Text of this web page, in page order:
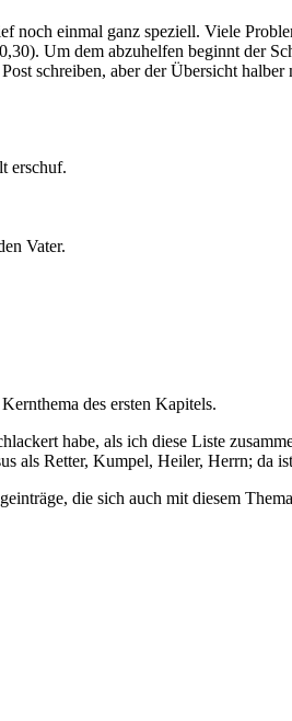
noch einmal ganz speziell. Viele
Um dem abzuhelfen beginnt der
schreiben, aber der Übersicht
erschuf.
Vater.
des ersten Kapitels.
habe, als ich diese Liste
als Retter, Kumpel, Heiler, Herrn; da
die sich auch mit diesem